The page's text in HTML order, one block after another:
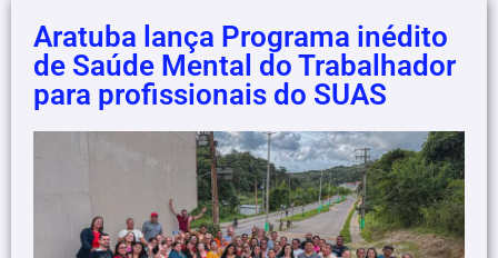
Aratuba lança Programa inédito
de Saúde Mental do Trabalhador
para profissionais do SUAS